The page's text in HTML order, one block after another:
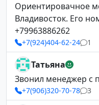
Ориентировачное
Владивосток. Его
+79963886262
+7(924)404-62-24 1
Татьяна
Звонил менеджер с
+7(906)320-70-78 3